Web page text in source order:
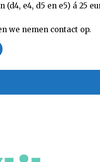
e4, d5 en e5) á 25
we nemen contact op.